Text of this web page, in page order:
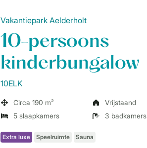
Vakantiepark Aelderholt
10-persoons
kinderbungalow
10ELK
Circa 190 m²
Vrijstaand
5 slaapkamers
3 badkamers